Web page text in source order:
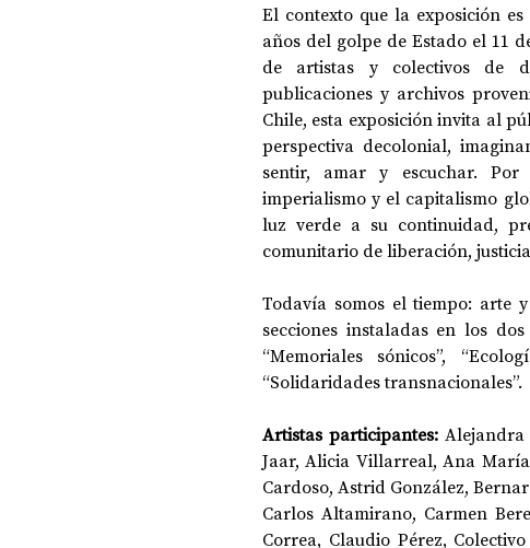
El contexto que la exposición
años del golpe de Estado el 11
de artistas y colectivos de
publicaciones y archivos
Chile, esta exposición invita al
perspectiva decolonial,
sentir, amar y escuchar.
imperialismo y el capitalismo
luz verde a su continuidad,
comunitario de liberación,
Todavía somos el tiempo: arte
secciones instaladas en los
“Memoriales sónicos”,
“Solidaridades transnacionales”.
Artistas participantes:
Jaar, Alicia Villarreal, Ana
Cardoso, Astrid González,
Carlos Altamirano, Carmen
Correa, Claudio Pérez,